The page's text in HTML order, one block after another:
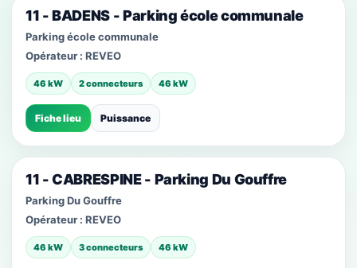
11 - BADENS - Parking école communale
Parking école communale
Opérateur : REVEO
46 kW 2 connecteurs 46 kW
Fiche lieu Puissance
11 - CABRESPINE - Parking Du Gouffre
Parking Du Gouffre
Opérateur : REVEO
46 kW 3 connecteurs 46 kW